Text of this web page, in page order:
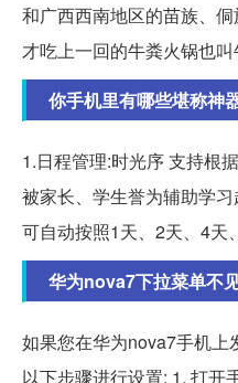
和广西西南地区的苗族、
才吃上一回的牛粪火锅也叫
你手机里有哪些堪称神
1.日程管理:时光序 支持根
被家长、学生誉为辅助学
可自动按照1天、2天、4天
华为nova7下拉菜单不
如果您在华为nova7手机上
以下步骤进行设置: 1. 打开